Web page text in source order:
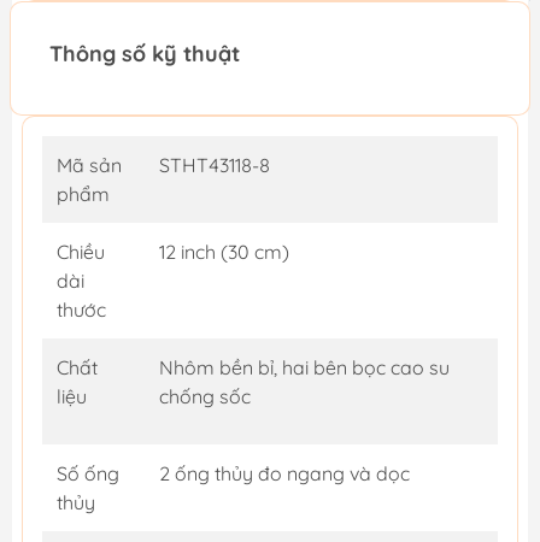
Thông số kỹ thuật
Mã sản
phẩm
STHT43118-8
Chiều
dài
thước
12 inch (30 cm)
Chất
liệu
Nhôm bền bỉ, hai bên bọc cao su
chống sốc
Số ống
thủy
2 ống thủy đo ngang và dọc